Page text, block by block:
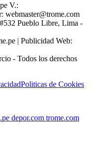
V.:
webmaster@trome.com
Pueblo Libre, Lima -
| Publicidad Web:
- Todos los derechos
Politicas de Cookies
depor.com trome.com